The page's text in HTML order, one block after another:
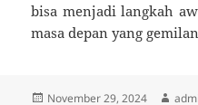
bisa menjadi langkah
masa depan yang
Diposkan
November 29, 2024